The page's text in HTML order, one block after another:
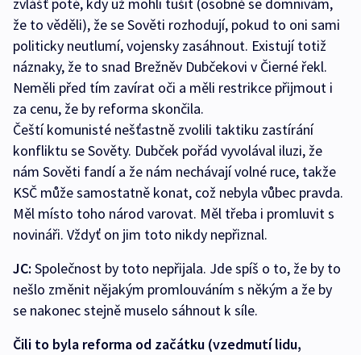
zvlášť poté, kdy už mohli tušit (osobně se domnívám,
že to věděli), že se Sověti rozhodují, pokud to oni sami
politicky neutlumí, vojensky zasáhnout. Existují totiž
náznaky, že to snad Brežněv Dubčekovi v Čierné řekl.
Neměli před tím zavírat oči a měli restrikce přijmout i
za cenu, že by reforma skončila.
Čeští komunisté nešťastně zvolili taktiku zastírání
konfliktu se Sověty. Dubček pořád vyvolával iluzi, že
nám Sověti fandí a že nám nechávají volné ruce, takže
KSČ může samostatně konat, což nebyla vůbec pravda.
Měl místo toho národ varovat. Měl třeba i promluvit s
novináři. Vždyť on jim toto nikdy nepřiznal.
JC: Společnost by toto nepřijala. Jde spíš o to, že by to
nešlo změnit nějakým promlouváním s někým a že by
se nakonec stejně muselo sáhnout k síle.
Čili to byla reforma od začátku (vzedmutí lidu,